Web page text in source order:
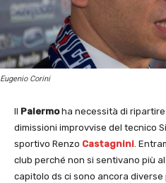
Eugenio Corini
Il Palermoha necessità di
dimissioni improvvise del tecnico
sportivo Renzo Castagnini.
club perché non si sentivano più
capitolo ds ci sono ancora